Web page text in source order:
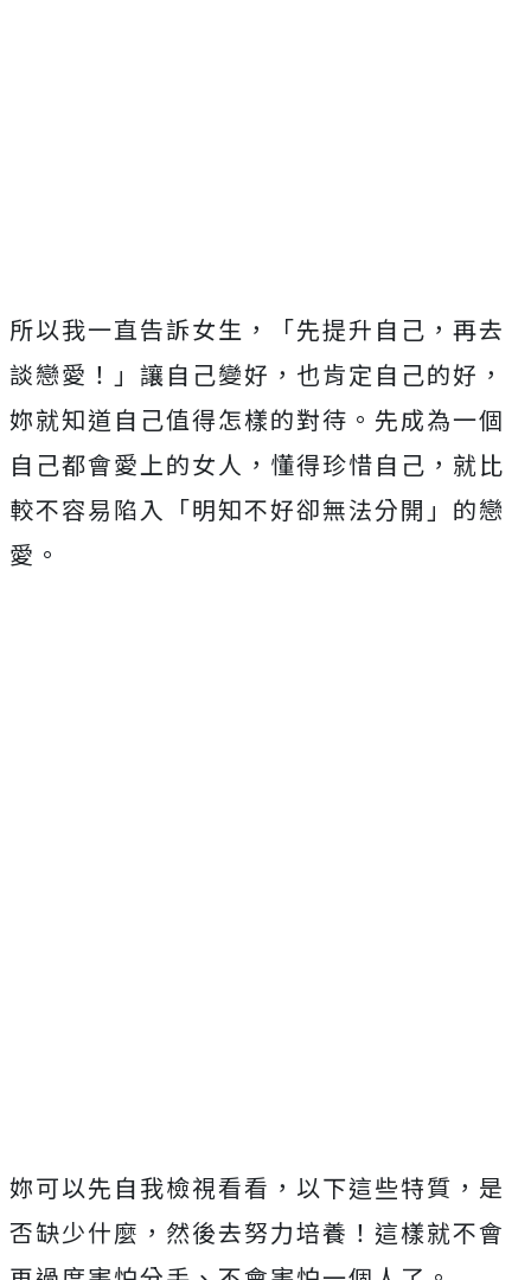
所以我一直告訴女生，「先提升自己，再去
談戀愛！」讓自己變好，也肯定自己的好，
妳就知道自己值得怎樣的對待。先成為一個
自己都會愛上的女人，懂得珍惜自己，就比
較不容易陷入「明知不好卻無法分開」的戀
愛。
妳可以先自我檢視看看，以下這些特質，是
否缺少什麼，然後去努力培養！這樣就不會